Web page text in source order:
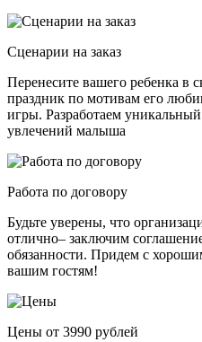
Сценарии на заказ
Перенесите вашего ребенка в
праздник по мотивам его
игры. Разработаем
увлечений малыша
Работа по договору
Будьте уверены, что
отлично– заключим
обязанности. Придем с
вашим гостям!
Цены от 3990 рублей